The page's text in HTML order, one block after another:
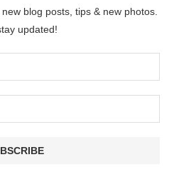
blog posts, tips & new photos.
updated!